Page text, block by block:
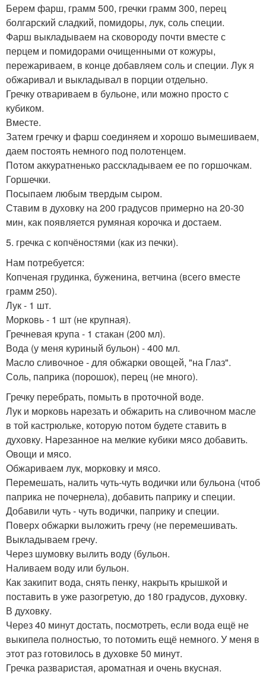
Берем фарш, грамм 500, гречки грамм 300, перец
болгарский сладкий, помидоры, лук, соль специи.
Фарш выкладываем на сковороду почти вместе с
перцем и помидорами очищенными от кожуры,
пережариваем, в конце добавляем соль и специи. Лук я
обжаривал и выкладывал в порции отдельно.
Гречку отвариваем в бульоне, или можно просто с
кубиком.
Вместе.
Затем гречку и фарш соединяем и хорошо вымешиваем,
даем постоять немного под полотенцем.
Потом аккуратненько расскладываем ее по горшочкам.
Горшечки.
Посыпаем любым твердым сыром.
Ставим в духовку на 200 градусов примерно на 20-30
мин, как появляется румяная корочка и достаем.
5. гречка с копчёностями (как из печки).
Нам потребуется:
Копченая грудинка, буженина, ветчина (всего вместе
грамм 250).
Лук - 1 шт.
Морковь - 1 шт (не крупная).
Гречневая крупа - 1 стакан (200 мл).
Вода (у меня куриный бульон) - 400 мл.
Масло сливочное - для обжарки овощей, "на Глаз".
Соль, паприка (порошок), перец (не много).
Гречку перебрать, помыть в проточной воде.
Лук и морковь нарезать и обжарить на сливочном масле
в той кастрюльке, которую потом будете ставить в
духовку. Нарезанное на мелкие кубики мясо добавить.
Овощи и мясо.
Обжариваем лук, морковку и мясо.
Перемешать, налить чуть-чуть водички или бульона (чтоб
паприка не почернела), добавить паприку и специи.
Добавили чуть - чуть водички, паприку и специи.
Поверх обжарки выложить гречу (не перемешивать.
Выкладываем гречу.
Через шумовку вылить воду (бульон.
Наливаем воду или бульон.
Как закипит вода, снять пенку, накрыть крышкой и
поставить в уже разогретую, до 180 градусов, духовку.
В духовку.
Через 40 минут достать, посмотреть, если вода ещё не
выкипела полностью, то потомить ещё немного. У меня в
этот раз готовилось в духовке 50 минут.
Гречка разваристая, ароматная и очень вкусная.